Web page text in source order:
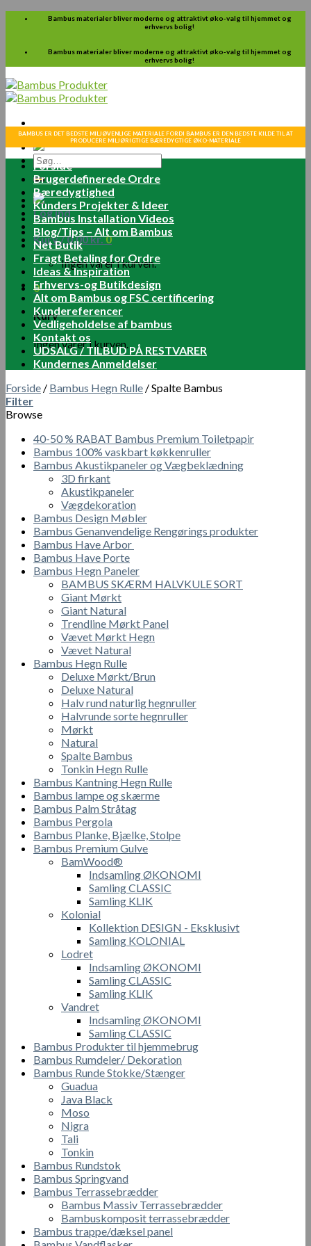
Skip
Bambus materialer bliver moderne og attraktivt øko-valg til hjemmet og
erhvervs bolig!
Bambus materialer bliver moderne og attraktivt øko-valg til hjemmet og
erhvervs bolig!
Søg
efter:
Log ind
Kurv /0.00kr.0
Ingen varer i kurven.
0
Kurv
Ingen varer i kurven.
BAMBUS ER DET BEDSTE MILJØVENLIGE MATERIALE FORDI BAMBUS ER DEN BEDSTE KILDE TIL AT
PRODUCERE MILJØRIGTIGE BÆREDYGTIGE ØKO-MATERIALE
Forside
Brugerdefinerede Ordre
Bæredygtighed
Kunders Projekter & Ideer
Bambus Installation Videos
Blog/Tips – Alt om Bambus
Net Butik
Fragt Betaling for Ordre
Ideas & Inspiration
Erhvervs-og Butikdesign
Alt om Bambus og FSC certificering
Kundereferencer
Vedligeholdelse af bambus
Kontakt os
UDSALG / TILBUD PÅ RESTVARER
Kundernes Anmeldelser
Forside / Bambus Hegn Rulle /Spalte Bambus
Filter
Browse
40-50 % RABAT Bambus Premium Toiletpapir
Bambus 100% vaskbart køkkenruller
Bambus Akustikpaneler og Vægbeklædning
3D firkant
Akustikpaneler
Vægdekoration
Bambus Design Møbler
Bambus Genanvendelige Rengørings produkter
Bambus Have Arbor
Bambus Have Porte
Bambus Hegn Paneler
BAMBUS SKÆRM HALVKULE SORT
Giant Mørkt
Giant Natural
Trendline Mørkt Panel
Vævet Mørkt Hegn
Vævet Natural
Bambus Hegn Rulle
Deluxe Mørkt/Brun
Deluxe Natural
Halv rund naturlig hegnruller
Halvrunde sorte hegnruller
Mørkt
Natural
Spalte Bambus
Tonkin Hegn Rulle
Bambus Kantning Hegn Rulle
Bambus lampe og skærme
Bambus Palm Stråtag
Bambus Pergola
Bambus Planke, Bjælke, Stolpe
Bambus Premium Gulve
BamWood®
Indsamling ØKONOMI
Samling CLASSIC
Samling KLIK
Kolonial
Kollektion DESIGN - Eksklusivt
Samling KOLONIAL
Lodret
Indsamling ØKONOMI
Samling CLASSIC
Samling KLIK
Vandret
Indsamling ØKONOMI
Samling CLASSIC
Bambus Produkter til hjemmebrug
Bambus Rumdeler/ Dekoration
Bambus Runde Stokke/Stænger
Guadua
Java Black
Moso
Nigra
Tali
Tonkin
Bambus Rundstok
Bambus Springvand
Bambus Terrassebrædder
Bambus Massiv Terrassebrædder
Bambuskomposit terrassebrædder
Bambus trappe/dæksel panel